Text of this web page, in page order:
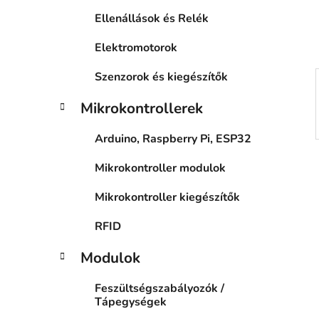
Ellenállások és Relék
Elektromotorok
Szenzorok és kiegészítők
Mikrokontrollerek
Arduino, Raspberry Pi, ESP32
Mikrokontroller modulok
Mikrokontroller kiegészítők
RFID
Modulok
Feszültségszabályozók /
Tápegységek